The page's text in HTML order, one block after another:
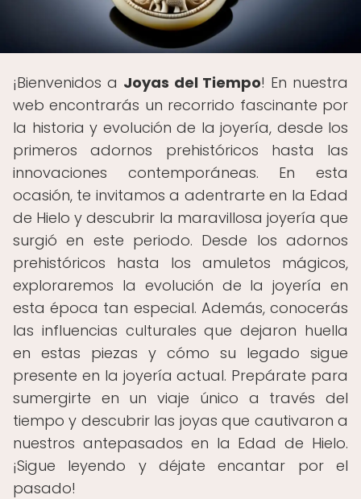
¡Bienvenidos a Joyas del Tiempo! En nuestra
web encontrarás un recorrido fascinante por
la historia y evolución de la joyería, desde los
primeros adornos prehistóricos hasta las
innovaciones contemporáneas. En esta
ocasión, te invitamos a adentrarte en la Edad
de Hielo y descubrir la maravillosa joyería que
surgió en este periodo. Desde los adornos
prehistóricos hasta los amuletos mágicos,
exploraremos la evolución de la joyería en
esta época tan especial. Además, conocerás
las influencias culturales que dejaron huella
en estas piezas y cómo su legado sigue
presente en la joyería actual. Prepárate para
sumergirte en un viaje único a través del
tiempo y descubrir las joyas que cautivaron a
nuestros antepasados en la Edad de Hielo.
¡Sigue leyendo y déjate encantar por el
pasado!